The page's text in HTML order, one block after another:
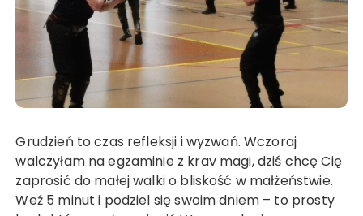
Grudzień to czas refleksji i wyzwań. Wczoraj
walczyłam na egzaminie z krav magi, dziś chcę Cię
zaprosić do małej walki o bliskość w małżeństwie.
Weź 5 minut i podziel się swoim dniem – to prosty